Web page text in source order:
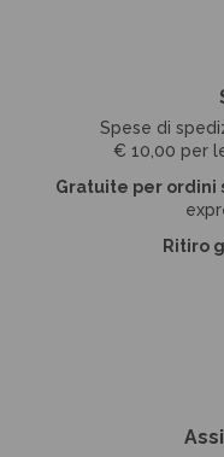
Spese di
€ 10,00 per
Gratuite per ordini
Ritiro